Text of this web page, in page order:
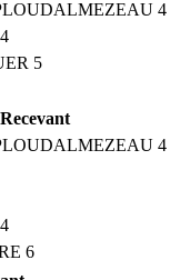
4
5
Recevant
4
6